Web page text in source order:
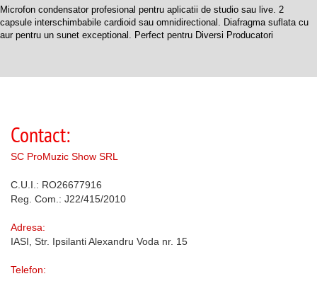
Microfon condensator profesional pentru aplicatii de studio sau live. 2
capsule interschimbabile cardioid sau omnidirectional. Diafragma suflata cu
aur pentru un sunet exceptional. Perfect pentru Diversi Producatori
Contact:
SC ProMuzic Show SRL
C.U.I.: RO26677916
Reg. Com.: J22/415/2010
Adresa:
IASI, Str. Ipsilanti Alexandru Voda nr. 15
Telefon: